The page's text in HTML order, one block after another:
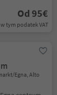
Od 95€
tym podatek VAT
Egna, Alto